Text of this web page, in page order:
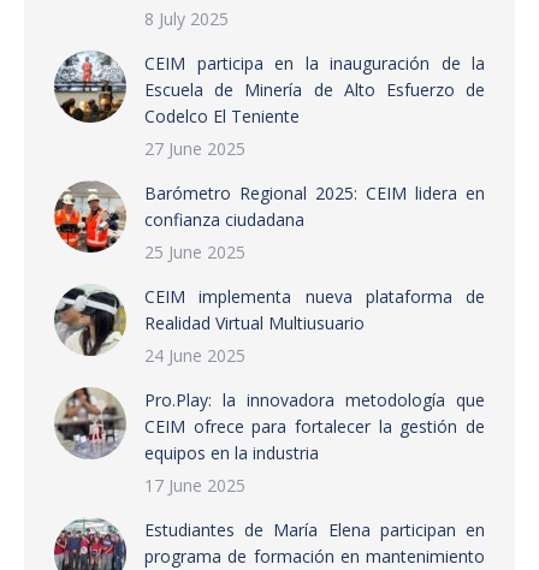
8 July 2025
CEIM participa en la inauguración de la
Escuela de Minería de Alto Esfuerzo de
Codelco El Teniente
27 June 2025
Barómetro Regional 2025: CEIM lidera en
confianza ciudadana
25 June 2025
CEIM implementa nueva plataforma de
Realidad Virtual Multiusuario
24 June 2025
Pro.Play: la innovadora metodología que
CEIM ofrece para fortalecer la gestión de
equipos en la industria
17 June 2025
Estudiantes de María Elena participan en
programa de formación en mantenimiento